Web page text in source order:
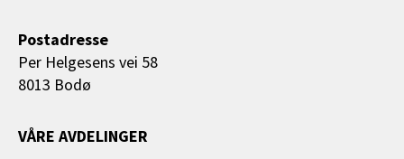
Postadresse
Per Helgesens vei 58
8013 Bodø
VÅRE AVDELINGER